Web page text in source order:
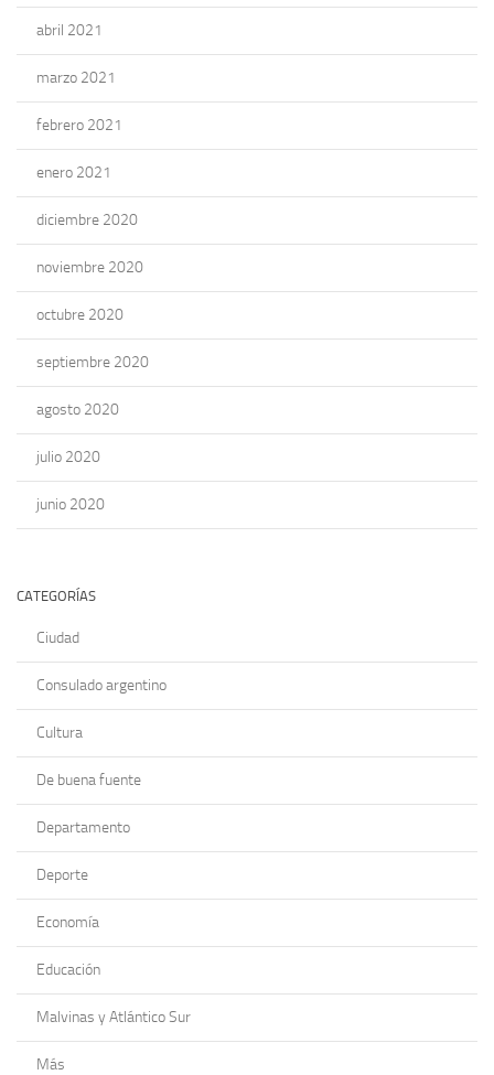
abril 2021
marzo 2021
febrero 2021
enero 2021
diciembre 2020
noviembre 2020
octubre 2020
septiembre 2020
agosto 2020
julio 2020
junio 2020
CATEGORÍAS
Ciudad
Consulado argentino
Cultura
De buena fuente
Departamento
Deporte
Economía
Educación
Malvinas y Atlántico Sur
Más